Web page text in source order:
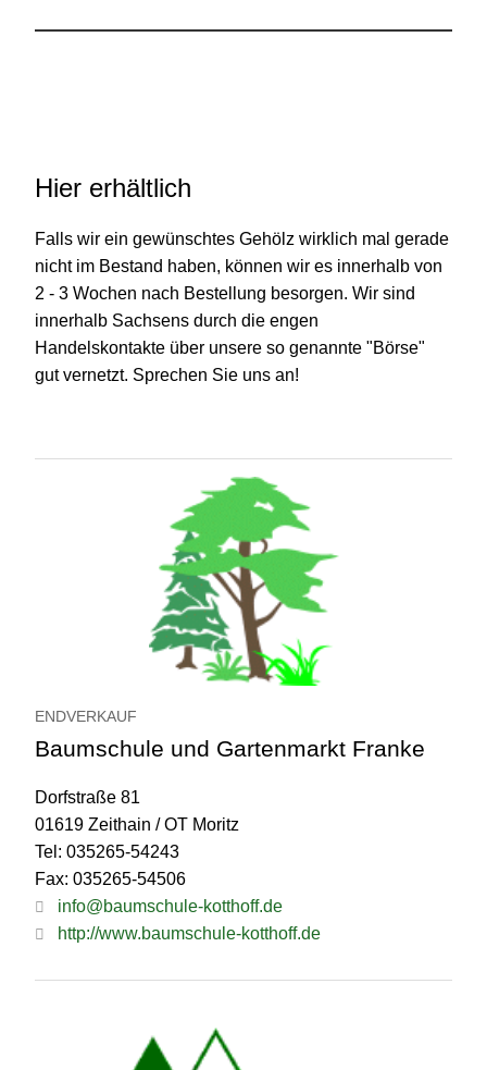
Hier erhältlich
Falls wir ein gewünschtes Gehölz wirklich mal gerade
nicht im Bestand haben, können wir es innerhalb von
2 - 3 Wochen nach Bestellung besorgen. Wir sind
innerhalb Sachsens durch die engen
Handelskontakte über unsere so genannte "Börse"
gut vernetzt. Sprechen Sie uns an!
ENDVERKAUF
Baumschule und Gartenmarkt Franke
Dorfstraße 81
01619 Zeithain / OT Moritz
Tel: 035265-54243
Fax: 035265-54506
info@baumschule-kotthoff.de
http://www.baumschule-kotthoff.de